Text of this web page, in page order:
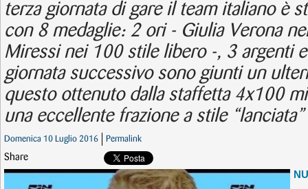
terza giornata di gare il team italiano è
con 8 medaglie: 2 ori - Giulia Verona
Miressi nei 100 stile libero -, 3 argenti
giornata successivo sono giunti un
questo ottenuto dalla staffetta 4x100
una eccellente frazione a stile
Domenica 10 Luglio 2016 Permalink
Share